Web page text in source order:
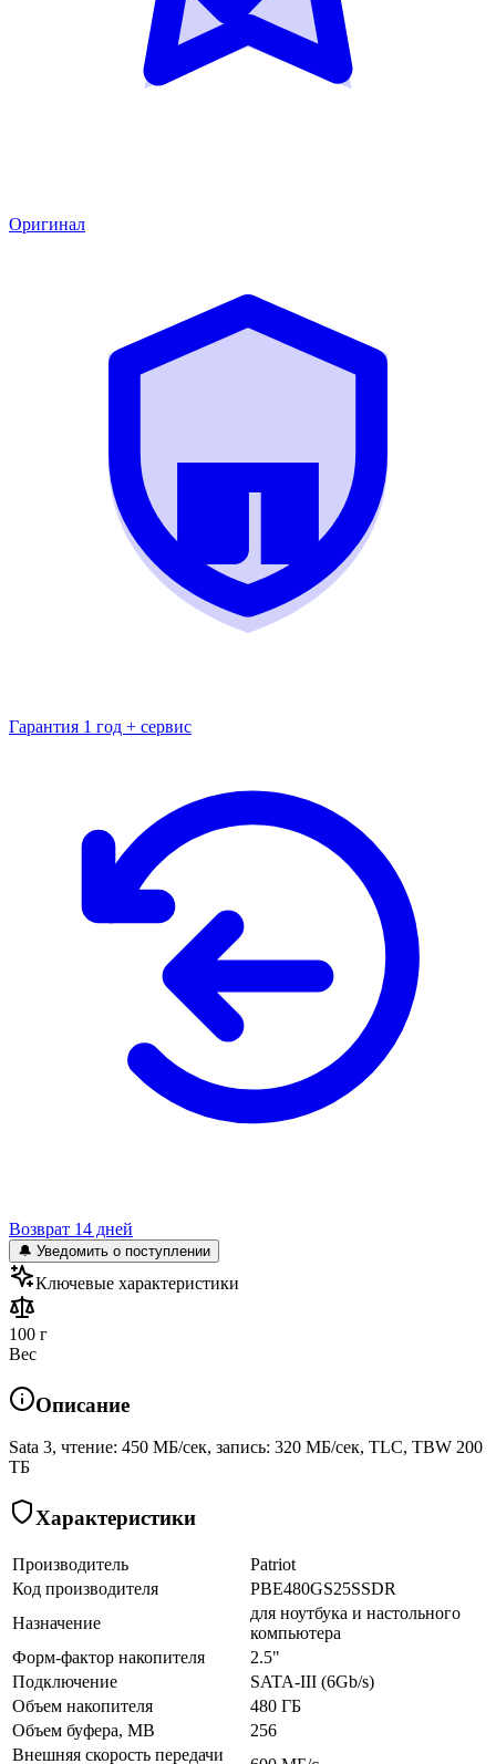
Оригинал
Гарантия 1 год + сервис
Возврат 14 дней
🔔 Уведомить о поступлении
Ключевые характеристики
100 г
Вес
Описание
Sata 3, чтение: 450 МБ/сек, запись: 320 МБ/сек, TLC, TBW 200
ТБ
Характеристики
Производитель
Patriot
Код производителя
PBE480GS25SSDR
Назначение
для ноутбука и настольного
компьютера
Форм-фактор накопителя
2.5"
Подключение
SATA-III (6Gb/s)
Объем накопителя
480 ГБ
Объем буфера, MB
256
Внешняя скорость передачи